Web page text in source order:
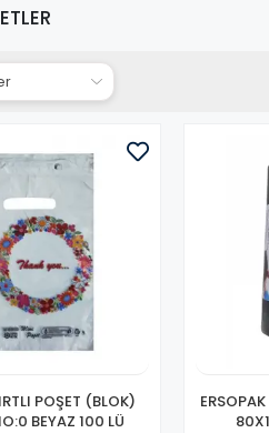
POŞET (BLOK)
BEYAZ 100 LÜ